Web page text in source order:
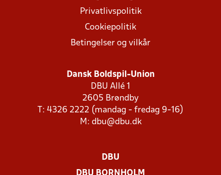
Privatlivspolitik
Cookiepolitik
Betingelser og vilkår
Dansk Boldspil-Union
DBU Allé 1
2605 Brøndby
T: 4326 2222 (mandag - fredag 9-16)
M: dbu@dbu.dk
DBU